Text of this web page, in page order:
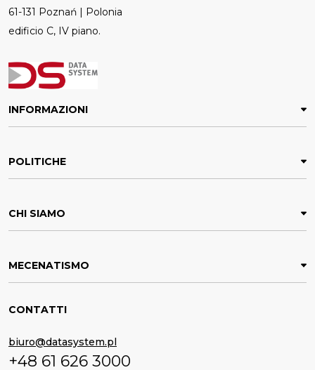
61-131 Poznań | Polonia
edificio C, IV piano.
INFORMAZIONI
POLITICHE
CHI SIAMO
MECENATISMO
CONTATTI
biuro@datasystem.pl
+48 61 626 3000